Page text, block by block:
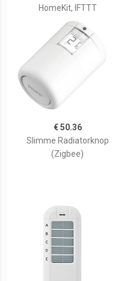
HomeKit, IFTTT
€ 50.36
Slimme Radiatorknop
(Zigbee)